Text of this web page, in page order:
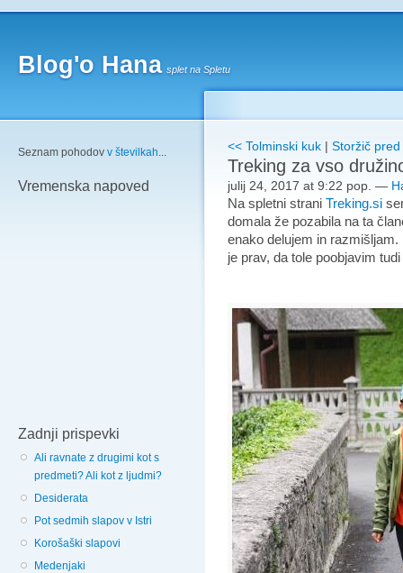
Blog'o Hana splet na Spletu
Seznam pohodov v številkah...
Vremenska napoved
Zadnji prispevki
Ali ravnate z drugimi kot s
predmeti? Ali kot z ljudmi?
Desiderata
Pot sedmih slapov v Istri
Korošaški slapovi
Medenjaki
<< Tolminski kuk | Storžič
Treking za vso
julij 24, 2017 at 9:22 pop. —
Na spletni strani Treking.si
domala že pozabila na ta
enako delujem in
je prav, da tole poobjavim